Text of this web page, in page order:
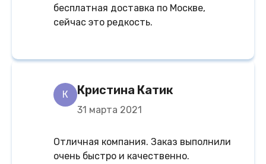
бесплатная доставка по Москве,
сейчас это редкость.
К Кристина Катик
31 марта 2021
Отличная компания. Заказ выполнили
очень быстро и качественно.